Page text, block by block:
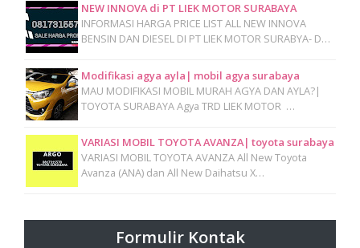
NEW INNOVA di PT LIEK MOTOR SURABAYA
INFORMASI HARGA PRICE LIST ALL NEW INNOVA
BENSIN DAN DIESEL DI PT LIEK MOTOR SURABYA- D…
Modifikasi agya ayla| mobil agya surabaya
MAU MODIFIKASI MOBIL MURAH AGYA DAN AYLA?|
TOYOTA SURABAYA Agya TRD LIEK MOTOR …
VARIASI MOBIL TOYOTA AVANZA| toyota surabaya
VARIASI MOBIL TOYOTA AVANZA All New Toyota
Avanza (ANA) dan All New Daihatsu X…
Formulir Kontak